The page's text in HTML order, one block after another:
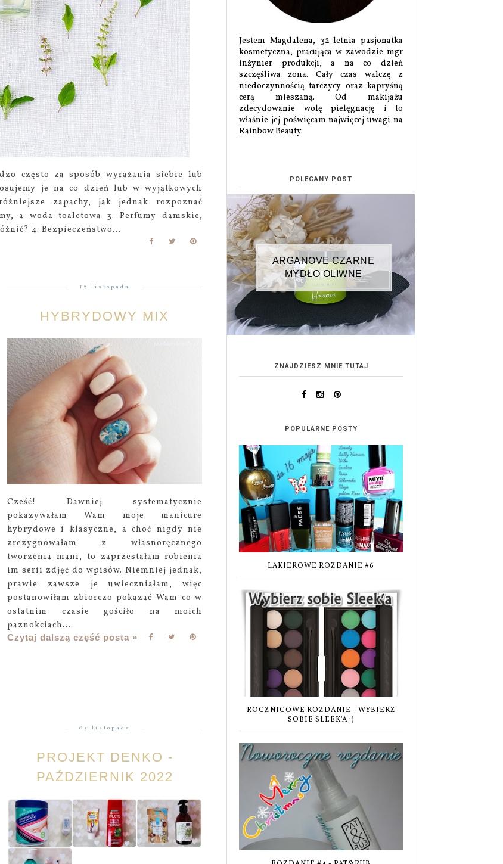
często za sposób wyrażania siebie lub
je na co dzień lub w wyjątkowych
zapachy, jak jednak rozpoznać
a woda toaletowa 3. Perfumy damskie,
4. Bezpieczeństwo...
12 listopada
HYBRYDOWY MIX
Cześć! Dawniej systematycznie
pokazywałam Wam moje manicure
hybrydowe i klasyczne, a choć nigdy nie
zrezygnowałam z własnoręcznego
tworzenia mani, to zaprzestałam robienia
im serii zdjęć do wpisów. Niemniej jednak,
prawie zawsze je uwieczniałam, więc
postanowiłam zbiorczo pokazać Wam co w
ostatnim czasie gościło na moich
paznokciach...
Czytaj dalszą część posta »
05 listopada
PROJEKT DENKO -
PAŹDZIERNIK 2022
Jestem Magdalena, 32-letnia pasjonatka
kosmetyczna, pracująca w zawodzie mgr
inżynier produkcji, a na co dzień
szczęśliwa żona. Cały czas walczę z
niedoczynnością tarczycy oraz kapryśną
cerą mieszaną. Od makijażu
zdecydowanie wolę pielęgnację i to
właśnie jej poświęcam najwięcej uwagi na
Rainbow Beauty.
POLECANY POST
ARGANOVE CZARNE
MYDŁO OLIWNE
ZNAJDZIESZ MNIE TUTAJ
POPULARNE POSTY
LAKIEROWE ROZDANIE #6
ROCZNICOWE ROZDANIE - WYBIERZ
SOBIE SLEEK'A :)